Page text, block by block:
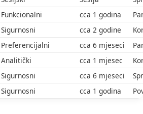
Funkcionalni cca 1 godina
Sigurnosni cca 2 godine
Preferencijalni cca 6 mjeseci
Analitički cca 1 mjesec
Sigurnosni cca 6 mjeseci
Sigurnosni cca 1 godina